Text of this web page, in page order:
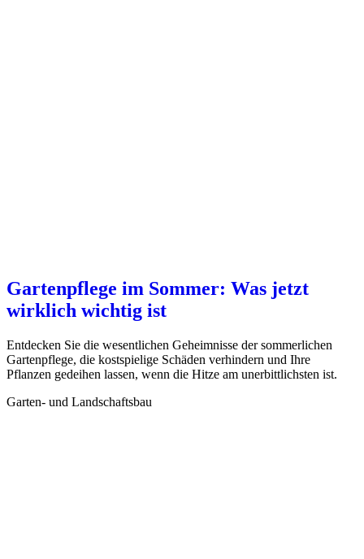
Gartenpflege im Sommer: Was jetzt
wirklich wichtig ist
Entdecken Sie die wesentlichen Geheimnisse der sommerlichen
Gartenpflege, die kostspielige Schäden verhindern und Ihre
Pflanzen gedeihen lassen, wenn die Hitze am unerbittlichsten ist.
Garten- und Landschaftsbau